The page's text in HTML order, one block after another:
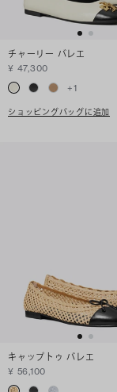
チャーリー バレエ
¥ 47,300
+1
ショッピングバッグに追加
キャップトゥ バレエ
¥ 56,100